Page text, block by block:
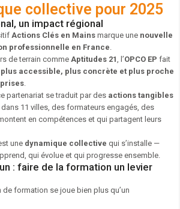
collective pour 2025
un impact régional
Actions Clés en Mains marque une nouvelle
professionnelle en France.
de terrain comme Aptitudes 21, l’OPCO EP fait
accessible, plus concrète et plus proche
.
partenariat se traduit par des actions tangibles
11 villes, des formateurs engagés, des
en compétences et qui partagent leurs
une dynamique collective qui s’installe —
qui évolue et qui progresse ensemble.
: faire de la formation un levier
formation se joue bien plus qu’un